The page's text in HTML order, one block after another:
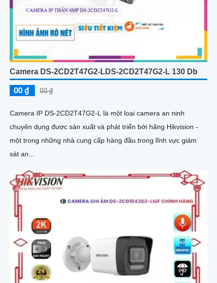
Camera DS-2CD2T47G2-LDS-2CD2T47G2-L 130 Db
00 ₫ 00 ₫
Camera IP DS-2CD2T47G2-L là một loại camera an ninh
chuyên dụng được sản xuất và phát triển bởi hãng Hikvision -
một trong những nhà cung cấp hàng đầu trong lĩnh vực giám
sát an...